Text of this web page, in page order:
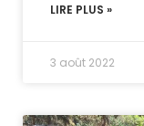
LIRE PLUS »
3 août 2022